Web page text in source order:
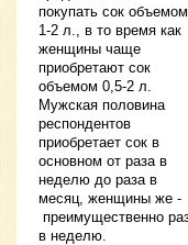
покупать сок объемом
1-2 л., в то время как
женщины чаще
приобретают сок
объемом 0,5-2 л.
Мужская половина
респондентов
приобретает сок в
основном от раза в
неделю до раза в
месяц, женщины же -
преимущественно
в неделю.